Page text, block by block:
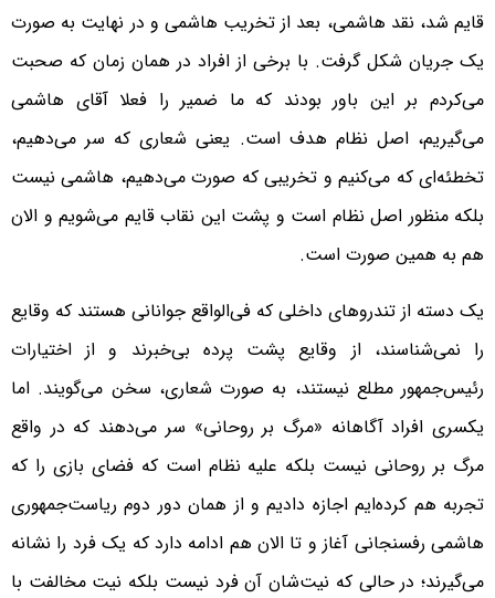
قایم شد، نقد هاشمی، بعد از تخریب هاشمی و در نهایت به صورت
یک جریان شکل گرفت. با برخی از افراد در همان زمان که صحبت
می‌کردم بر این باور بودند که ما ضمیر را فعلا آقای هاشمی
می‌گیریم، اصل نظام هدف است. یعنی شعاری که سر می‌دهیم،
تخطئه‌ای که می‌کنیم و تخریبی که صورت می‌دهیم، هاشمی نیست
بلکه منظور اصل نظام است و پشت این نقاب قایم می‌شویم و الان
هم به همین صورت است.
یک دسته از تندروهای داخلی که فی‌الواقع جوانانی هستند که وقایع
را نمی‌شناسند، از وقایع پشت پرده بی‌خبرند و از اختیارات
رئیس‌جمهور مطلع نیستند، به صورت شعاری، سخن می‌گویند. اما
یکسری افراد آگاهانه «مرگ بر روحانی» سر می‌دهند که در واقع
مرگ بر روحانی نیست بلکه علیه نظام است که فضای بازی را که
تجربه هم کرده‌ایم اجازه دادیم و از همان دور دوم ریاست‌جمهوری
هاشمی‌ رفسنجانی آغاز و تا الان هم ادامه دارد که یک فرد را نشانه
می‌گیرند؛ در حالی‌ که نیت‌شان آن فرد نیست بلکه نیت مخالفت با